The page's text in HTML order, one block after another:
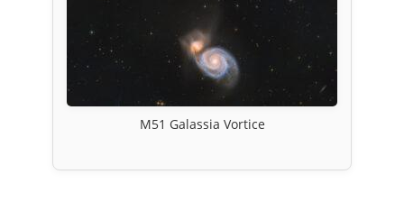
M51 Galassia Vortice